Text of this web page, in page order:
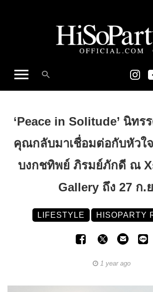
‘Peace in Solitude’ นิทร
คุณกลับมาเชื่อมต่อกับหัวใจ
บงกชทิพย์ ภิรมย์ภักดี ณ
Gallery ถึง 27 ก.
LIFESTYLE HISOPARTY
1 year ago